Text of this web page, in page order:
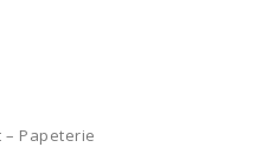
– Papeterie